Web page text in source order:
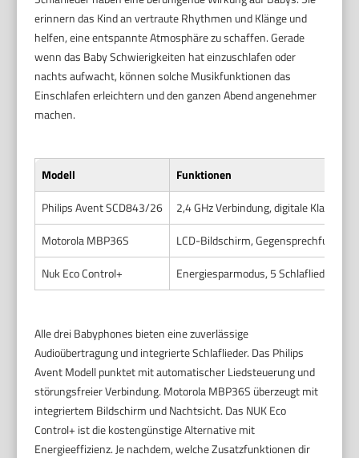
erinnern das Kind an vertraute Rhythmen und Klänge und
helfen, eine entspannte Atmosphäre zu schaffen. Gerade
wenn das Baby Schwierigkeiten hat einzuschlafen oder
nachts aufwacht, können solche Musikfunktionen das
Einschlafen erleichtern und den ganzen Abend angenehmer
machen.
Modell
Funktionen
Philips Avent SCD843/26
2,4 GHz Verbindung, digitale
Motorola MBP36S
LCD-Bildschirm,
Nuk Eco Control+
Energiesparmodus, 5 Schlaflieder,
Alle drei Babyphones bieten eine zuverlässige
Audioübertragung und integrierte Schlaflieder. Das Philips
Avent Modell punktet mit automatischer Liedsteuerung und
störungsfreier Verbindung. Motorola MBP36S überzeugt mit
integriertem Bildschirm und Nachtsicht. Das NUK Eco
Control+ ist die kostengünstige Alternative mit
Energieeffizienz. Je nachdem, welche Zusatzfunktionen dir